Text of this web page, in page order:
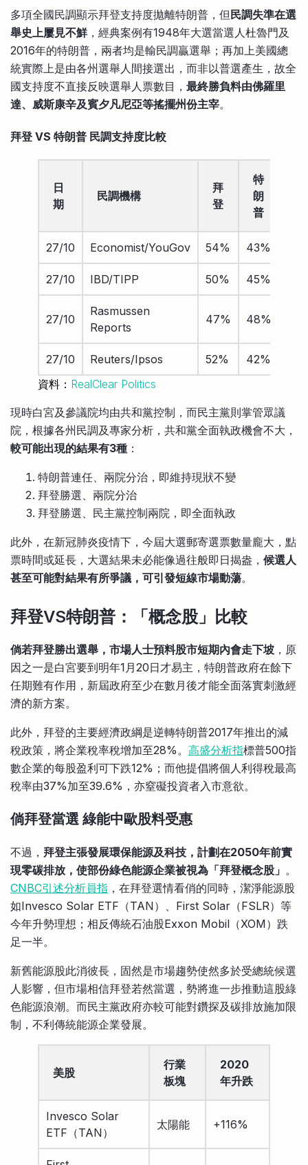
多項全國民調顯示拜登支持度拋離特朗普，但民調失準在選
舉史上屢見不鮮，經典案例有1948年大選當選人杜魯門及
2016年的特朗普，兩者均是輸民調贏選舉；再加上美國總
統實際上是由各州選舉人間接選出，而非以普選產生，故全
國支持度不直接反映選舉人票數目， 最終勝負料由佛羅里
達、威斯康辛及賓夕凡尼亞等搖擺州份主宰。
拜登 VS 特朗普 民調支持度比較
日
期
民調機構
拜
登
特
朗
普
27/10 Economist/YouGov 54% 43%
27/10 IBD/TIPP 50% 45%
27/10
Rasmussen
Reports
47% 48%
27/10 Reuters/Ipsos 52% 42%
資料： RealClear Politics
現時白宮及參議院均由共和黨控制，而民主黨則掌管眾議
院，根據各州民調及專家分析，共和黨全面執政機會不大，
較可能出現的結果有3種 ：
特朗普連任、兩院分治，即維持現狀不變
拜登勝選、兩院分治
拜登勝選、民主黨控制兩院，即全面執政
此外，在新冠肺炎疫情下，今屆大選郵寄選票數量龐大，點
票時間或延長，大選結果未必能像過往般即日揭盎， 候選人
甚至可能對結果有所爭議，可引發短線市場動蕩。
拜登VS特朗普：「概念股」比較
倘若拜登勝出選舉，市場人士預料股市短期內會走下坡 ，原
因之一是白宮要到明年1月20日才易主，特朗普政府在餘下
任期難有作用，新屆政府至少在數月後才能全面落實刺激經
濟的新方案。
此外，拜登的主要經濟政綱是逆轉特朗普2017年推出的減
稅政策，將企業稅率稅增加至28%。 高盛分析指標普500指
數企業的每股盈利可下跌12%；而他提倡將個人利得稅最高
稅率由37%加至39.6%，亦窒礙投資者入市意欲。
倘拜登當選 綠能中歐股料受惠
不過， 拜登主張發展環保能源及科技，計劃在2050年前實
現零碳排放，使部份綠色能源企業被視為「拜登概念股」 。
CNBC引述分析員指 ，在拜登選情看俏的同時，潔淨能源股
如Invesco Solar ETF（TAN）、First Solar（FSLR）等
今年升勢理想；相反傳統石油股Exxon Mobil（XOM）跌
足一半。
新舊能源股此消彼長，固然是市場趨勢使然多於受總統候選
人影響，但市場相信拜登若然當選，勢將進一步推動這股綠
色能源浪潮。而民主黨政府亦較可能對鑽探及碳排放施加限
制，不利傳統能源企業發展。
美股
行業
板塊
2020
年升跌
Invesco Solar
ETF（TAN）
太陽能 +116%